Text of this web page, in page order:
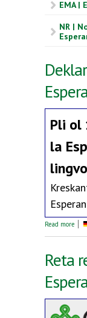
EMA |
NR |
Pli ol
la
Read more
Reta